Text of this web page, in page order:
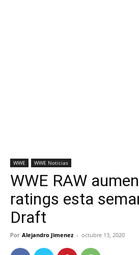
WWE WWE Noticias
WWE RAW
ratings esta
Draft
Por Alejandro Jimenez - octubre 13, 2020